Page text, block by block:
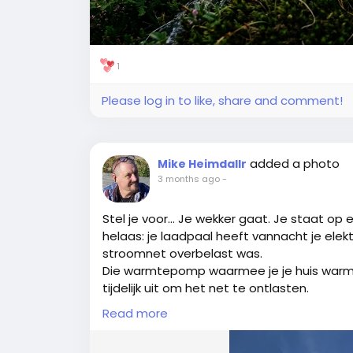
​In de esoterie en runenmagie wordt Algiz
en grenzen te bewaken.
​Versterken van de intuïtie: Het
spiritueel werk.
​Ruimtes zuiveren: Het beschermen van
ongewenste vibraties.
​Hoe pas je Algiz toe op je leven?
​Je hoeft geen ingewikkelde rituelen uit te
kunt de kracht van deze rune op heel
1
Please log in to like, share and comment!
Mike Heimdallr added a photo
3 months ago-
Stel je voor... Je wekker gaat. Je staat op
helaas: je laadpaal heeft vannacht je
stroomnet overbelast was.
Die warmtepomp waarmee je je huis
tijdelijk uit om het net te ontlasten.
Later op de ochtend krijg je een melding
vanwege een zonnepanelen-piek.
Read more